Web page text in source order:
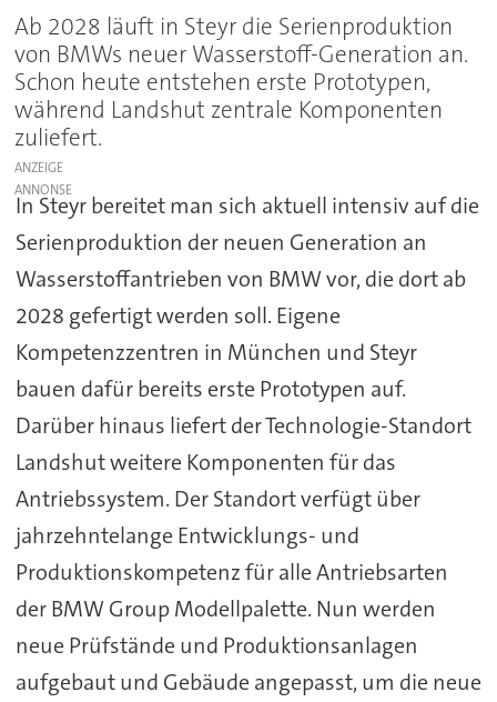
Ab 2028 läuft in Steyr die Serienproduktion
von BMWs neuer Wasserstoff-Generation an.
Schon heute entstehen erste Prototypen,
während Landshut zentrale Komponenten
zuliefert.
ANZEIGE
In Steyr bereitet man sich aktuell intensiv auf die
Serienproduktion der neuen Generation an
Wasserstoffantrieben von BMW vor, die dort ab
2028 gefertigt werden soll. Eigene
Kompetenzzentren in München und Steyr
bauen dafür bereits erste Prototypen auf.
Darüber hinaus liefert der Technologie-Standort
Landshut weitere Komponenten für das
Antriebssystem. Der Standort verfügt über
jahrzehntelange Entwicklungs- und
Produktionskompetenz für alle Antriebsarten
der BMW Group Modellpalette. Nun werden
neue Prüfstände und Produktionsanlagen
aufgebaut und Gebäude angepasst, um die neue